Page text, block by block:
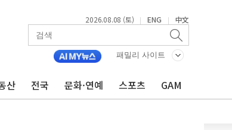
2026.08.08 (토) | ENG | 中文
패밀리 사이트
산 전국 문화·연예 스포츠 GAM
'...경북도, 호우 피해·통제구간 없어
역전 성공...金 45.42% vs 鄭 44.56%
승리...47.75% vs 42.08%